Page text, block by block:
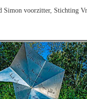
Simon voorzitter, Stichting